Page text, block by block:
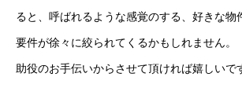
ると、呼ばれるような感覚のする、好きな物
要件が徐々に絞られてくるかもしれません
助役のお手伝いからさせて頂ければ嬉しいで